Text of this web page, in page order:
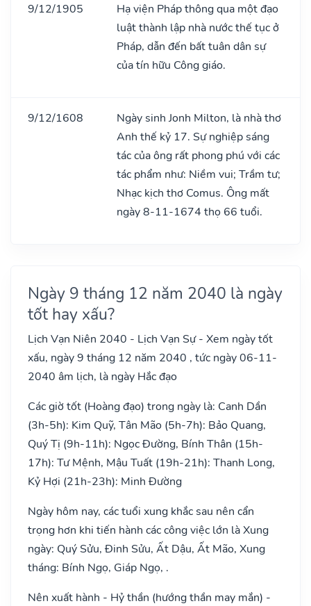
9/12/1905
Hạ viện Pháp thông qua một đạo
luật thành lập nhà nước thế tục ở
Pháp, dẫn đến bất tuân dân sự
của tín hữu Công giáo.
9/12/1608
Ngày sinh Jonh Milton, là nhà thơ
Anh thế kỷ 17. Sự nghiệp sáng
tác của ông rất phong phú với các
tác phẩm như: Niềm vui; Trầm tư;
Nhạc kịch thơ Comus. Ông mất
ngày 8-11-1674 thọ 66 tuổi.
Ngày 9 tháng 12 năm 2040 là ngày
tốt hay xấu?
Lịch Vạn Niên 2040 - Lịch Vạn Sự - Xem ngày tốt
xấu, ngày 9 tháng 12 năm 2040 , tức ngày 06-11-
2040 âm lịch, là ngày Hắc đạo
Các giờ tốt (Hoàng đạo) trong ngày là: Canh Dần
(3h-5h): Kim Quỹ, Tân Mão (5h-7h): Bảo Quang,
Quý Tị (9h-11h): Ngọc Đường, Bính Thân (15h-
17h): Tư Mệnh, Mậu Tuất (19h-21h): Thanh Long,
Kỷ Hợi (21h-23h): Minh Đường
Ngày hôm nay, các tuổi xung khắc sau nên cẩn
trọng hơn khi tiến hành các công việc lớn là Xung
ngày: Quý Sửu, Đinh Sửu, Ất Dậu, Ất Mão, Xung
tháng: Bính Ngọ, Giáp Ngọ, .
Nên xuất hành - Hỷ thần (hướng thần may mắn) -